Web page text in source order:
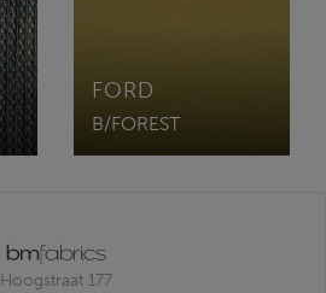
FORD
B/FOREST
Hoogstraat 177